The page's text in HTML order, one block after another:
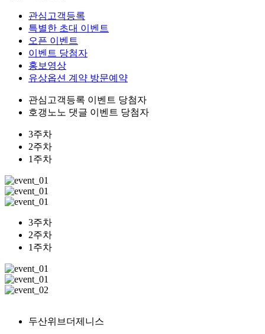
관심고객등록
특별한 초대 이벤트
오픈 이벤트
이벤트 당첨자
홍보영상
유상옵션 계약 방문예약
관심고객등록 이벤트 당첨자
호갱노노 댓글 이벤트 당첨자
3주차
2주차
1주차
3주차
2주차
1주차
두산위브더제니스